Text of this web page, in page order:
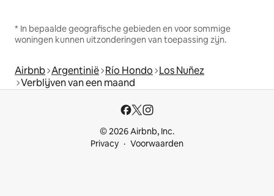
* In bepaalde geografische gebieden en voor sommige
woningen kunnen uitzonderingen van toepassing zijn.
Airbnb Argentinië Río Hondo Los Nuñez
Verblijven van een maand
© 2026 Airbnb, Inc.
Privacy
Voorwaarden